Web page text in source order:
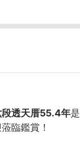
段透天厝55.4年是
蒞臨鑑賞！